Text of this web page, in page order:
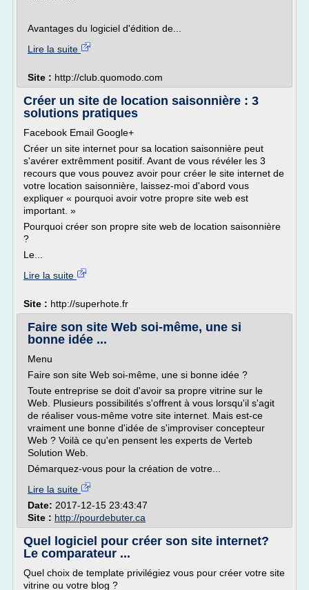
Avantages du logiciel d'édition de...
Lire la suite
Site : http://club.quomodo.com
Créer un site de location saisonnière : 3
solutions pratiques
Facebook Email Google+
Créer un site internet pour sa location saisonnière peut
s'avérer extrêmment positif. Avant de vous révéler les 3
recours que vous pouvez avoir pour créer le site internet de
votre location saisonnière, laissez-moi d'abord vous
expliquer « pourquoi avoir votre propre site web est
important. »
Pourquoi créer son propre site web de location saisonnière
?
Le...
Lire la suite
Site : http://superhote.fr
Faire son site Web soi-même, une si
bonne idée ...
Menu
Faire son site Web soi-même, une si bonne idée ?
Toute entreprise se doit d'avoir sa propre vitrine sur le
Web. Plusieurs possibilités s'offrent à vous lorsqu'il s'agit
de réaliser vous-même votre site internet. Mais est-ce
vraiment une bonne d'idée de s'improviser concepteur
Web ? Voilà ce qu'en pensent les experts de Verteb
Solution Web.
Démarquez-vous pour la création de votre...
Lire la suite
Date: 2017-12-15 23:43:47
Site : http://pourdebuter.ca
Quel logiciel pour créer son site internet?
Le comparateur ...
Quel choix de template privilégiez vous pour créer votre site
vitrine ou votre blog ?